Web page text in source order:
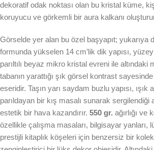
dekoratif odak noktası olan bu kristal küme,
koruyucu ve görkemli bir aura kalkanı
Görselde yer alan bu özel başyapıt; yukarıya
formunda yükselen 14 cm’lik dik yapısı,
parıltılı beyaz mikro kristal evreni ile
tabanın yarattığı şık görsel kontrast
eseridir. Taşın yarı saydam buzlu yapısı, ışık
parıldayan bir kış masalı sunarak
estetik bir hava kazandırır. 550 gr. ağırlığı
özellikle çalışma masaları, bilgisayar yanları,
prestijli kitaplık köşeleri için benzersiz bir